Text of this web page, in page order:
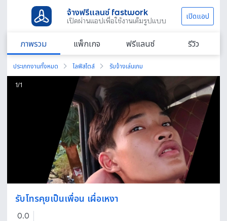
จ้างฟรีแลนซ์ fastwork
เปิดผ่านแอปเพื่อใช้งานเต็มรูปแบบ เปิดแอป
ภาพรวม แพ็กเกจ ฟรีแลนซ์ รีวิว
ประเภทงานทั้งหมด ไลฟ์สไตล์ รับจ้างเล่นเกม
1/1
รับโทรคุยเป็นเพื่อน เผื่อเหงา
0.0